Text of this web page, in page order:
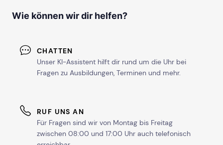
Wie können wir dir helfen?
CHATTEN
Unser KI-Assistent hilft dir rund um die Uhr bei
Fragen zu Ausbildungen, Terminen und mehr.
RUF UNS AN
Für Fragen sind wir von Montag bis Freitag
zwischen 08:00 und 17:00 Uhr auch telefonisch